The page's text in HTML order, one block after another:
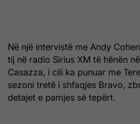
Në një intervistë me Andy
tij në radio Sirius XM të hënën
Casazza, i cili ka punuar me
sezoni tretë i shfaqjes Bravo,
detajet e pamjes së tepërt.